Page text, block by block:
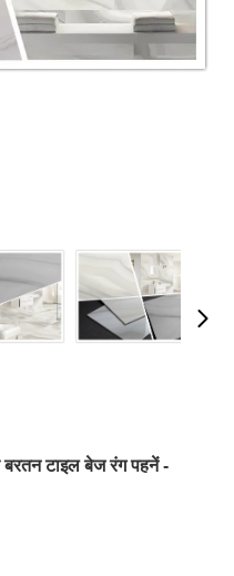
बरतन टाइल बेज रंग पहनें -